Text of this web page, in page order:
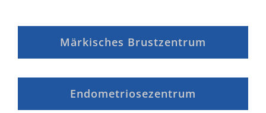
Märkisches Brustzentrum
Endometriosezentrum